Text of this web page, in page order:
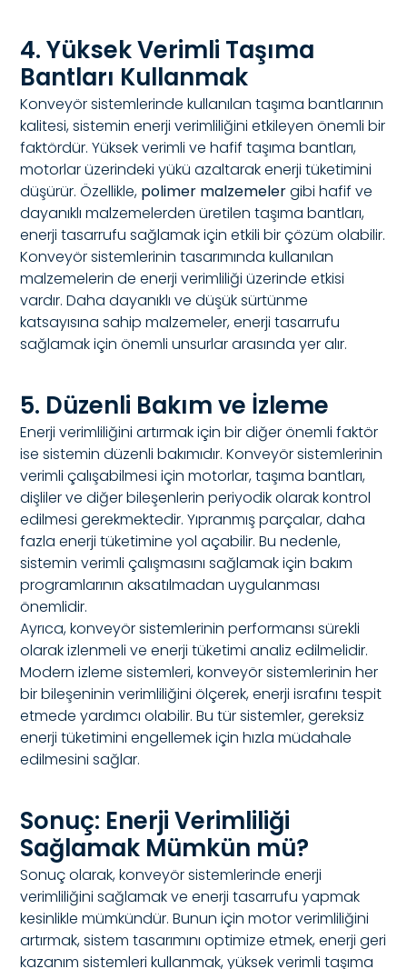
4. Yüksek Verimli Taşıma
Bantları Kullanmak
Konveyör sistemlerinde kullanılan taşıma bantlarının
kalitesi, sistemin enerji verimliliğini etkileyen önemli bir
faktördür. Yüksek verimli ve hafif taşıma bantları,
motorlar üzerindeki yükü azaltarak enerji tüketimini
düşürür. Özellikle, polimer malzemelergibi hafif ve
dayanıklı malzemelerden üretilen taşıma bantları,
enerji tasarrufu sağlamak için etkili bir çözüm olabilir.
Konveyör sistemlerinin tasarımında kullanılan
malzemelerin de enerji verimliliği üzerinde etkisi
vardır. Daha dayanıklı ve düşük sürtünme
katsayısına sahip malzemeler, enerji tasarrufu
sağlamak için önemli unsurlar arasında yer alır.
5. Düzenli Bakım ve İzleme
Enerji verimliliğini artırmak için bir diğer önemli faktör
ise sistemin düzenli bakımıdır. Konveyör sistemlerinin
verimli çalışabilmesi için motorlar, taşıma bantları,
dişliler ve diğer bileşenlerin periyodik olarak kontrol
edilmesi gerekmektedir. Yıpranmış parçalar, daha
fazla enerji tüketimine yol açabilir. Bu nedenle,
sistemin verimli çalışmasını sağlamak için bakım
programlarının aksatılmadan uygulanması
önemlidir.
Ayrıca, konveyör sistemlerinin performansı sürekli
olarak izlenmeli ve enerji tüketimi analiz edilmelidir.
Modern izleme sistemleri, konveyör sistemlerinin her
bir bileşeninin verimliliğini ölçerek, enerji israfını tespit
etmede yardımcı olabilir. Bu tür sistemler, gereksiz
enerji tüketimini engellemek için hızla müdahale
edilmesini sağlar.
Sonuç: Enerji Verimliliği
Sağlamak Mümkün mü?
Sonuç olarak, konveyör sistemlerinde enerji
verimliliğini sağlamak ve enerji tasarrufu yapmak
kesinlikle mümkündür. Bunun için motor verimliliğini
artırmak, sistem tasarımını optimize etmek, enerji geri
kazanım sistemleri kullanmak, yüksek verimli taşıma